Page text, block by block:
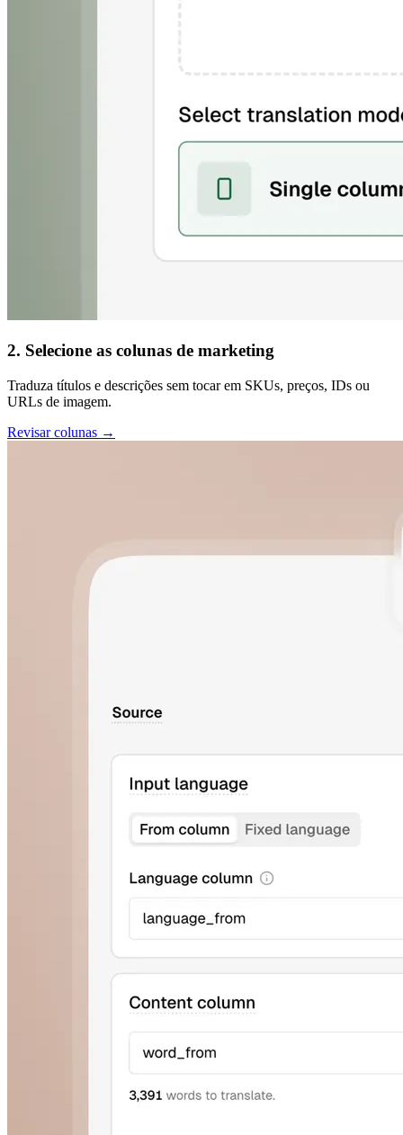
2. Selecione as colunas de marketing
Traduza títulos e descrições sem tocar em SKUs, preços, IDs ou
URLs de imagem.
Revisar colunas →